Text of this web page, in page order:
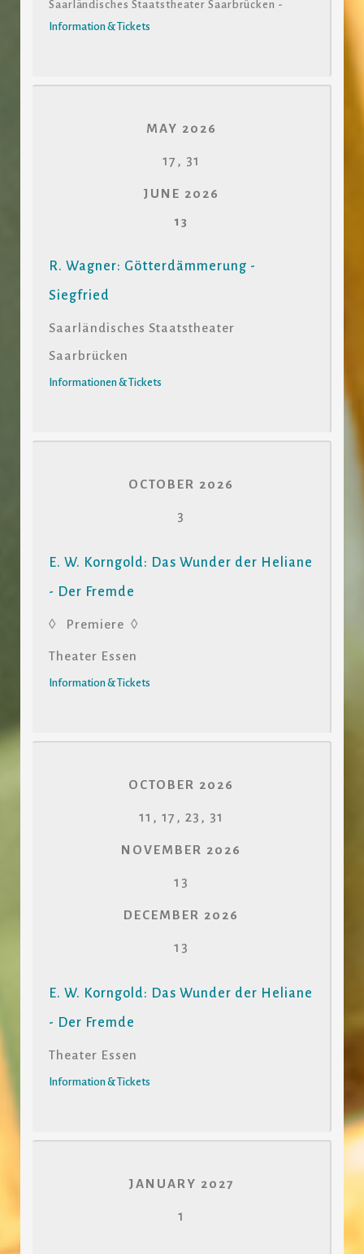
Saarländisches Staatstheater Saarbrücken -
Information & Tickets
MAY 2026
17, 31
JUNE 2026
13
R. Wagner: Götterdämmerung -
Siegfried
Saarländisches Staatstheater
Saarbrücken
Informationen & Tickets
OCTOBER 2026
3
E. W. Korngold: Das Wunder der Heliane
- Der Fremde
◊ Premiere ◊
Theater Essen
Information & Tickets
OCTOBER 2026
11, 17, 23, 31
NOVEMBER 2026
13
DECEMBER 2026
13
E. W. Korngold: Das Wunder der Heliane
- Der Fremde
Theater Essen
Information & Tickets
JANUARY 2027
1